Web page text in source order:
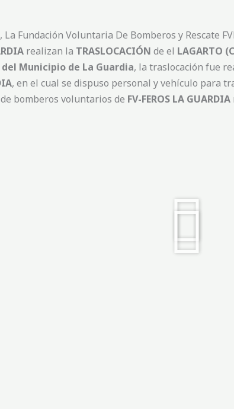
Fundación Voluntaria De Bomberos y Rescate
realizan la TRASLOCACIÓN de el LAGARTO
Municipio de La Guardia, la traslocación fue
, en el cual se dispuso personal y vehículo para
bomberos voluntarios de FV-FEROS LA GUARDIA